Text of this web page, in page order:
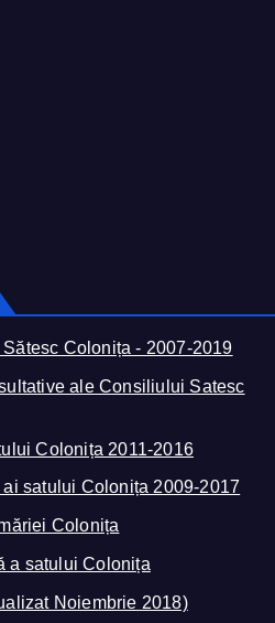
Colonița - 2007-2019
ale Consiliului Satesc
Colonița 2011-2016
satului Colonița 2009-2017
Colonița
a satului Colonița
Noiembrie 2018)